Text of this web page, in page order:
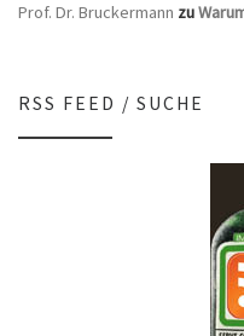
Prof. Dr. Bruckermann zu
RSS FEED / SUCHE